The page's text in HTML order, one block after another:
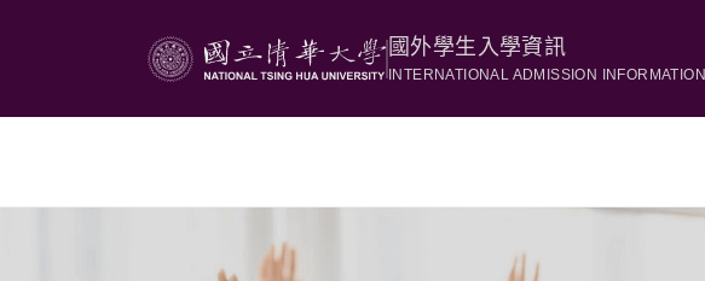
國外學生入學資訊
INTERNATIONAL ADMISSION INFORMATION